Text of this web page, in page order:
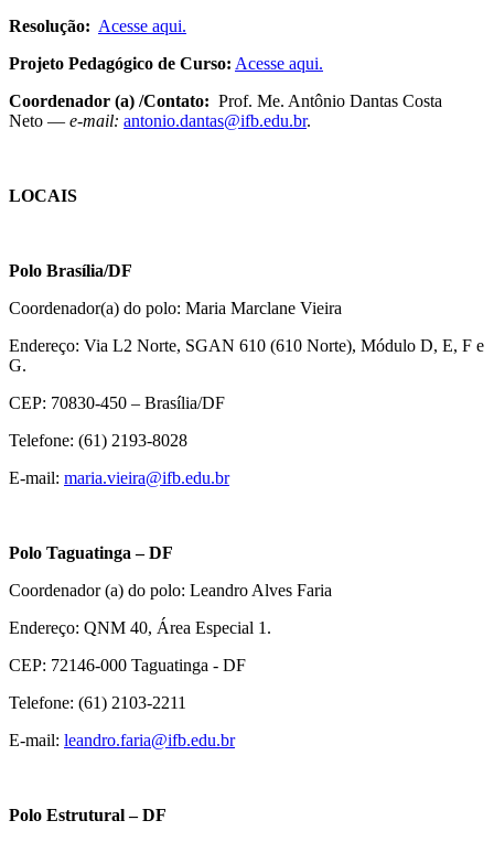
Resolução: Acesse aqui.
Projeto Pedagógico de Curso: Acesse aqui.
Coordenador (a) /Contato: Prof. Me. Antônio Dantas Costa
Neto — e-mail: antonio.dantas@ifb.edu.br.
LOCAIS
Polo Brasília/DF
Coordenador(a) do polo: Maria Marclane Vieira
Endereço: Via L2 Norte, SGAN 610 (610 Norte), Módulo D, E, F e
G.
CEP: 70830-450 – Brasília/DF
Telefone: (61) 2193-8028
E-mail: maria.vieira@ifb.edu.br
Polo Taguatinga – DF
Coordenador (a) do polo: Leandro Alves Faria
Endereço: QNM 40, Área Especial 1.
CEP: 72146-000 Taguatinga - DF
Telefone: (61) 2103-2211
E-mail: leandro.faria@ifb.edu.br
Polo Estrutural – DF